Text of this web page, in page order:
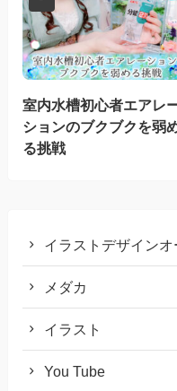
室内水槽初心者エアレ
ションのブクブクを弱
る挑戦
イラストデザイン
メダカ
イラスト
You Tube